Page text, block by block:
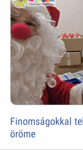
Finomságokkal
öröme